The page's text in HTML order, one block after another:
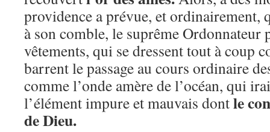
providence a prévue, et ordinairement,
à son comble, le suprême Ordonnateur
vêtements, qui se dressent tout à coup
barrent le passage au cours ordinaire
comme l’onde amère de l’océan, qui
l’élément impure et mauvais dontle
de Dieu.